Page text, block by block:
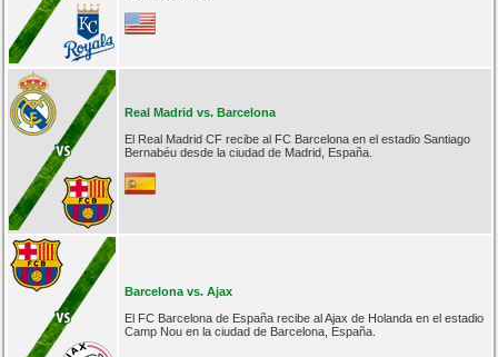
Real Madrid vs. Barcelona
El Real Madrid CF recibe al FC Barcelona en el estadio Santiago
Bernabéu desde la ciudad de Madrid, España.
Barcelona vs. Ajax
El FC Barcelona de España recibe al Ajax de Holanda en el estadio
Camp Nou en la ciudad de Barcelona, España.